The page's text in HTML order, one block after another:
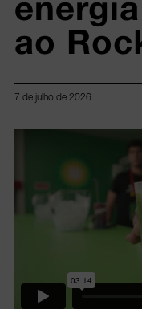
ao
7 de julho de 2026
Lorem ipsum dolor sit